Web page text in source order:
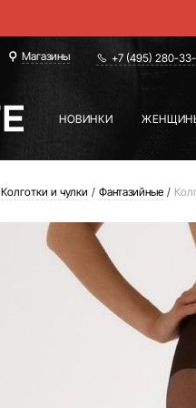
Магазины +7 (495) 280-
НОВИНКИ
Колготки и чулки Фантазийные